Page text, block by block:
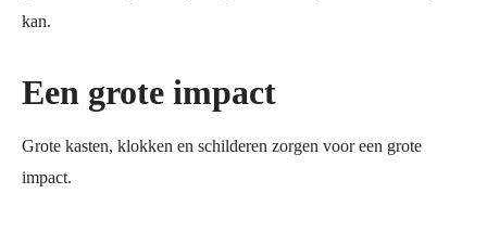
kan.
Een grote impact
Grote kasten, klokken en schilderen zorgen voor een grote
impact.